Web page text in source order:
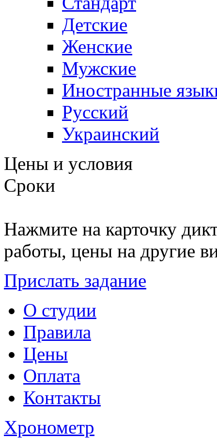
Детские
Женские
Мужские
Иностранные
Русский
Украинский
Цены и условия
Сроки
Нажмите на карточку
работы, цены на другие
Прислать задание
О студии
Правила
Цены
Оплата
Контакты
Хронометр